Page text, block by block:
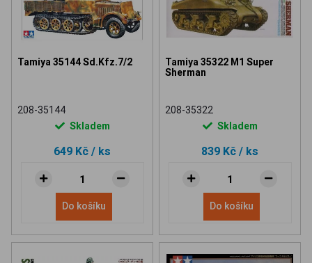
Tamiya 35144 Sd.Kfz.7/2
208-35144
Skladem
649 Kč / ks
Do košíku
Tamiya 35322 M1 Super
Sherman
208-35322
Skladem
839 Kč / ks
Do košíku